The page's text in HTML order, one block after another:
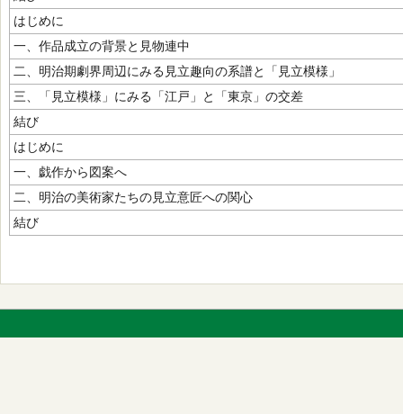
はじめに
一、作品成立の背景と見物連中
二、明治期劇界周辺にみる見立趣向の系譜と「見立模様」
三、「見立模様」にみる「江戸」と「東京」の交差
結び
はじめに
一、戯作から図案へ
二、明治の美術家たちの見立意匠への関心
結び